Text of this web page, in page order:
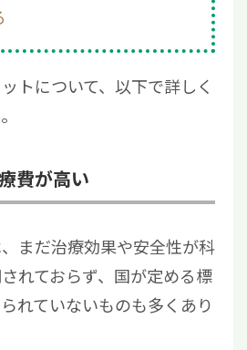
トについて、以下で詳しく
費が高い
まだ治療効果や安全性が科
れておらず、国が定める標
れていないものも多くあり